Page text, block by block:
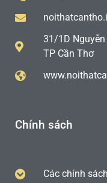
31/1D Nguyễn
TP Cần Thơ
Chính sách
Các chính